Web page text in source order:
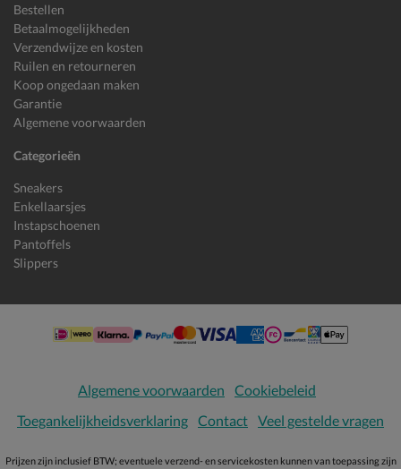
Bestellen
Betaalmogelijkheden
Verzendwijze en kosten
Ruilen en retourneren
Koop ongedaan maken
Garantie
Algemene voorwaarden
Categorieën
Sneakers
Enkellaarsjes
Instapschoenen
Pantoffels
Slippers
Algemene voorwaarden
Cookiebeleid
Toegankelijkheidsverklaring Contact Veel gestelde vragen
Prijzen zijn inclusief BTW; eventuele verzend- en servicekosten kunnen van toepassing zijn